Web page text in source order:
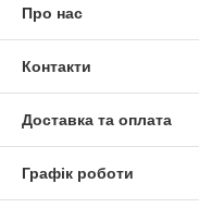
Про нас
Контакти
Доставка та оплата
Графік роботи